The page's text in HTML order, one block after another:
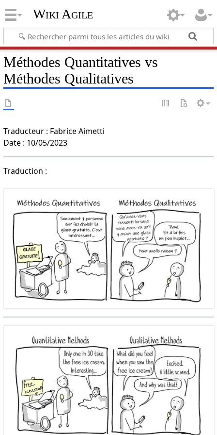
Wiki Agile
Méthodes Quantitatives vs
Méthodes Qualitatives
Traducteur : Fabrice Aimetti
Date : 10/05/2023
Traduction :